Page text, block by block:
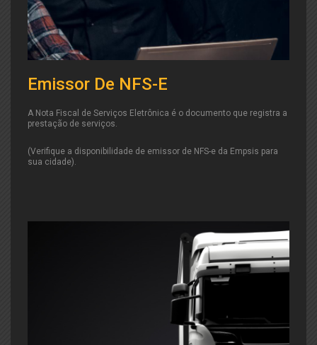
Emissor De NFS-E
A Nota Fiscal de Serviços Eletrônica é o documento que registra a
prestação de serviços.
(Verifique a disponibilidade de emissor de NFS-e da Empsis para
sua cidade).